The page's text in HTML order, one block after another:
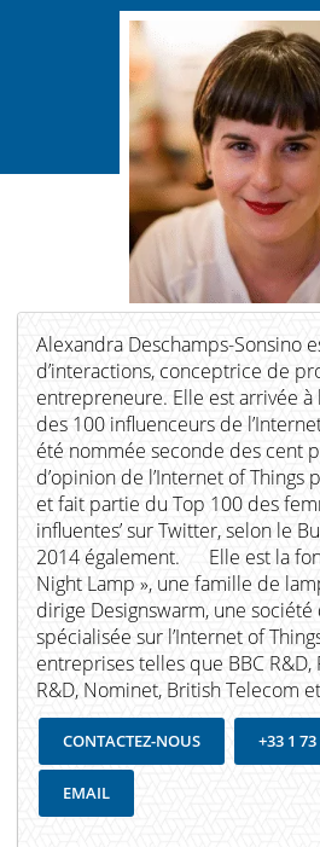
Alexandra Deschamps-Sonsino
d’interactions, conceptrice de
entrepreneure. Elle est arrivée
des 100 influenceurs de
été nommée seconde des cent
d’opinion de l’Internet of Things
et fait partie du Top 100 des
influentes’ sur Twitter, selon le
2014 également. Elle est la
Night Lamp », une famille de
dirige Designswarm, une société
spécialisée sur l’Internet of
entreprises telles que BBC R&D,
R&D, Nominet, British Telecom
CONTACTEZ-NOUS +33 1
EMAIL